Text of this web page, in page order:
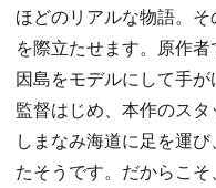
ほどのリアルな物語。
を際立たせます。原作
因島をモデルにして手
監督はじめ、本作のス
しまなみ海道に足を運
たそうです。だからこ